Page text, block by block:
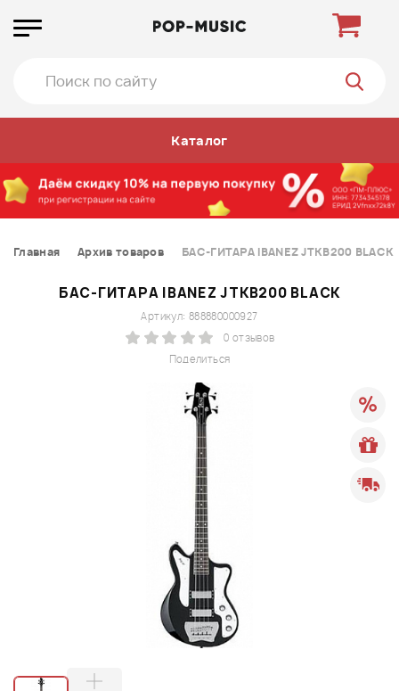
Каталог
Главная Архив товаров БАС-ГИТАРА IBANEZ JTKB200 BLACK
БАС-ГИТАРА IBANEZ JTKB200 BLACK
Поделиться
Артикул: 888880000927
0 отзывов